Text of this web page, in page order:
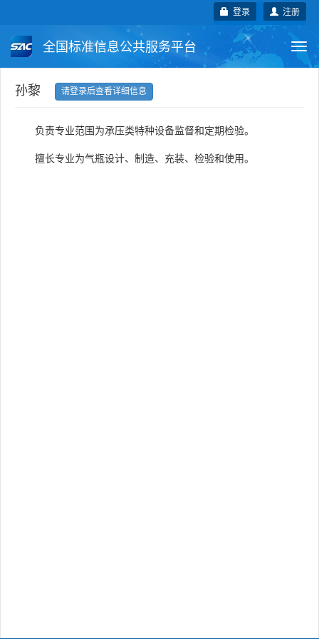
注册
登录
全国标准信息公共服务平台
国家标准 行业标准
国外标准 技术委员会
孙黎 请登录后查看详细信息
负责专业范围为承压类特种设备监督和定期检验。
擅长专业为气瓶设计、制造、充装、检验和使用。